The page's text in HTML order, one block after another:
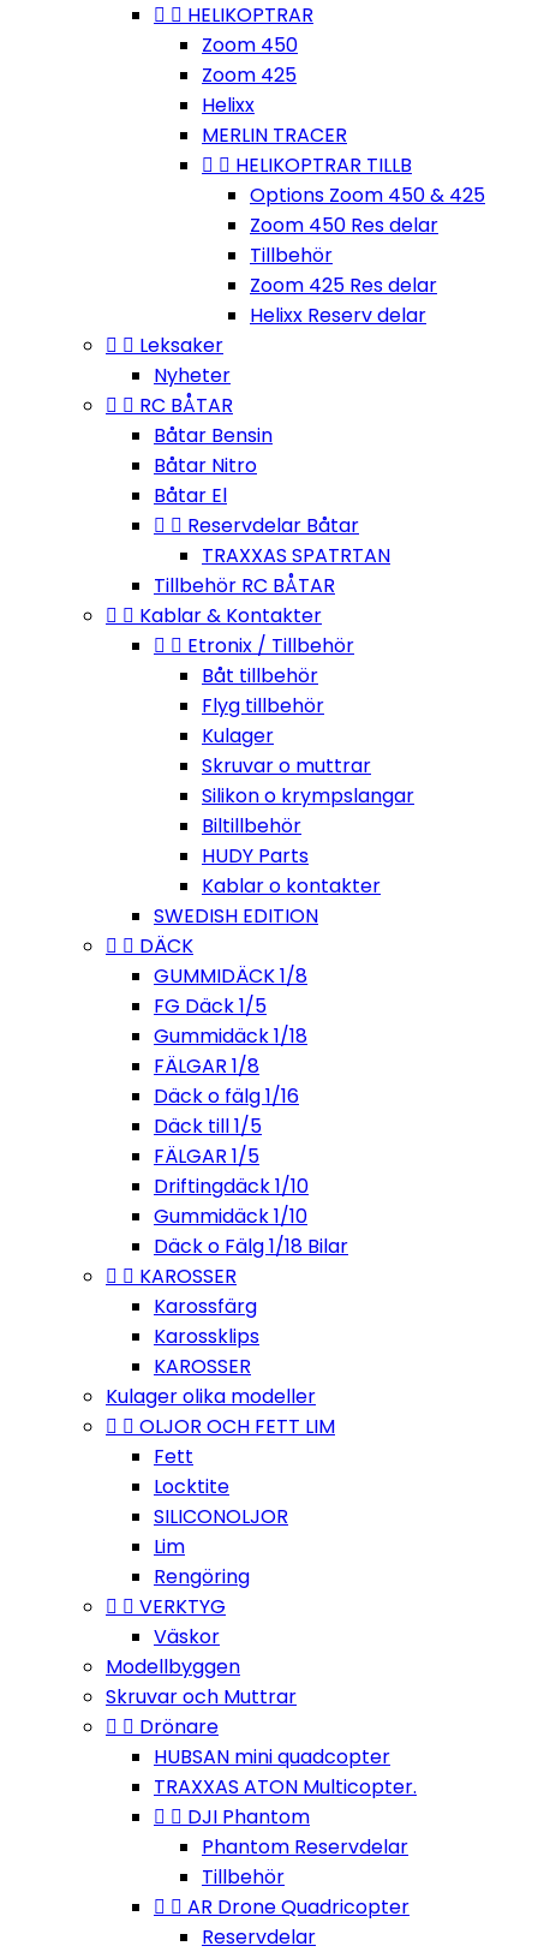
  HELIKOPTRAR
Zoom 450
Zoom 425
Helixx
MERLIN TRACER
  HELIKOPTRAR TILLB
Options Zoom 450 & 425
Zoom 450 Res delar
Tillbehör
Zoom 425 Res delar
Helixx Reserv delar
  Leksaker
Nyheter
  RC BÅTAR
Båtar Bensin
Båtar Nitro
Båtar El
  Reservdelar Båtar
TRAXXAS SPATRTAN
Tillbehör RC BÅTAR
  Kablar & Kontakter
  Etronix / Tillbehör
Båt tillbehör
Flyg tillbehör
Kulager
Skruvar o muttrar
Silikon o krympslangar
Biltillbehör
HUDY Parts
Kablar o kontakter
SWEDISH EDITION
  DÄCK
GUMMIDÄCK 1/8
FG Däck 1/5
Gummidäck 1/18
FÄLGAR 1/8
Däck o fälg 1/16
Däck till 1/5
FÄLGAR 1/5
Driftingdäck 1/10
Gummidäck 1/10
Däck o Fälg 1/18 Bilar
  KAROSSER
Karossfärg
Karossklips
KAROSSER
Kulager olika modeller
  OLJOR OCH FETT LIM
Fett
Locktite
SILICONOLJOR
Lim
Rengöring
  VERKTYG
Väskor
Modellbyggen
Skruvar och Muttrar
  Drönare
HUBSAN mini quadcopter
TRAXXAS ATON Multicopter.
  DJI Phantom
Phantom Reservdelar
Tillbehör
  AR Drone Quadricopter
Reservdelar